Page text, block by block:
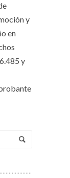
y
en
y